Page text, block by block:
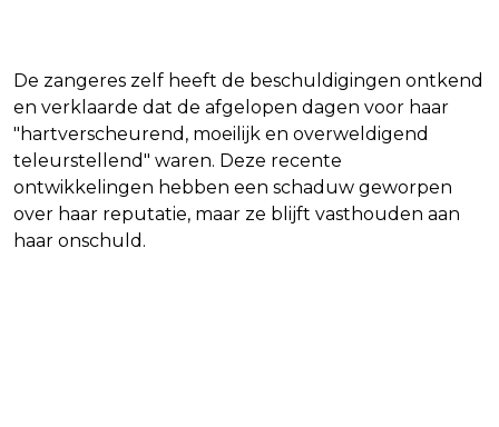
De zangeres zelf heeft de beschuldigingen ontkend
en verklaarde dat de afgelopen dagen voor haar
"hartverscheurend, moeilijk en overweldigend
teleurstellend" waren. Deze recente
ontwikkelingen hebben een schaduw geworpen
over haar reputatie, maar ze blijft vasthouden aan
haar onschuld.